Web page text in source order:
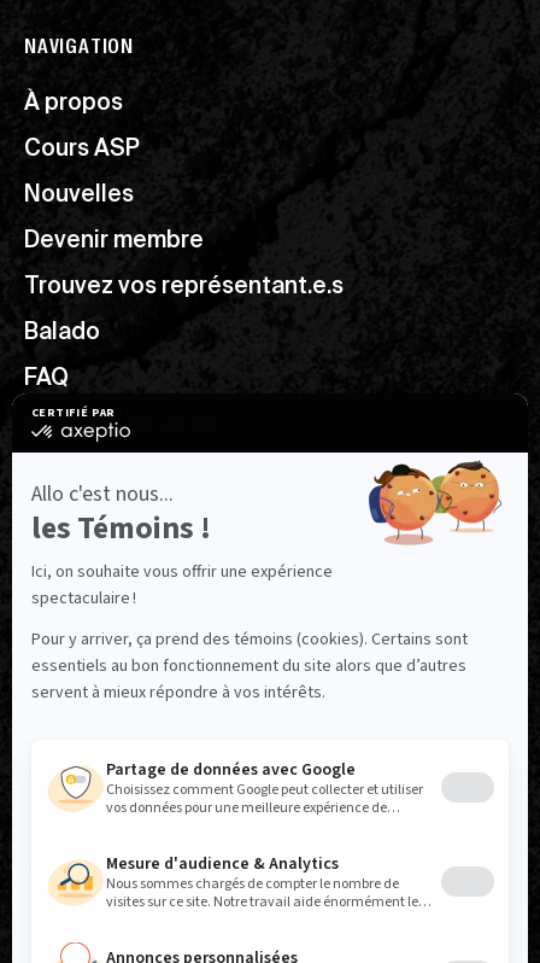
NAVIGATION
À propos
Cours ASP
Nouvelles
Devenir membre
Trouvez vos représentant.e.s
Balado
FAQ
Ressources utiles
NOUS SUIVRE
Facebook
Instagram
LinkedIn
YouTube
Politique réseaux sociaux